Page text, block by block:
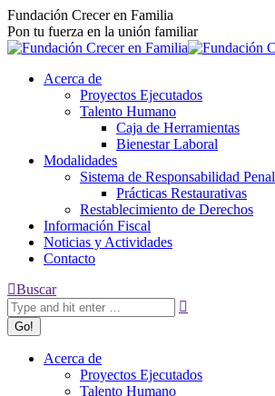
Fundación Crecer en Familia
Pon tu fuerza en la unión familiar
Acerca de
Proyectos Ejecutados
Talento Humano
Caja de Herramientas
Bienestar Laboral
Modalidades
Sistema de Responsabilidad Penal
Prácticas Restaurativas
Restablecimiento de Derechos
Información Fiscal
Noticias y Actividades
Contacto
Buscar
Acerca de
Proyectos Ejecutados
Talento Humano